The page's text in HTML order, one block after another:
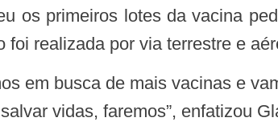
foi realizada por via terrestre e
vidas, faremos”, enfatizou